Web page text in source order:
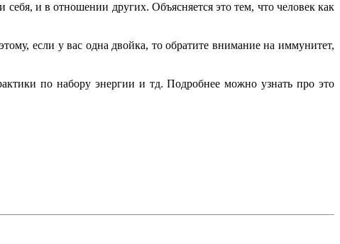
и в отношении других. Объясняется это тем, что человек как
если у вас одна двойка, то обратите внимание на иммунитет,
по набору энергии и тд. Подробнее можно узнать про это